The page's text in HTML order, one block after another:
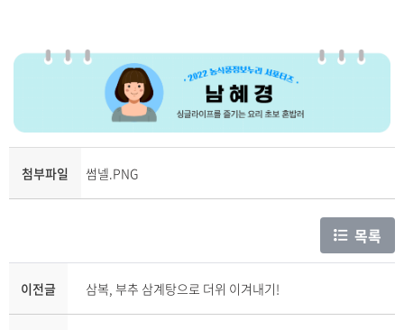
첨부파일 썸넬.PNG
목록
이전글 삼복, 부추 삼계탕으로 더위 이겨내기!